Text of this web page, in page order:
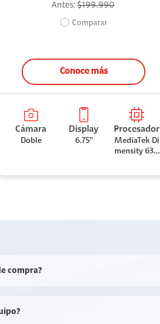
Antes: $199.990
Comparar
Conoce más
Cámara
Doble
Display
6.75"
Procesador
MediaTek Di
mensity 630
compra?